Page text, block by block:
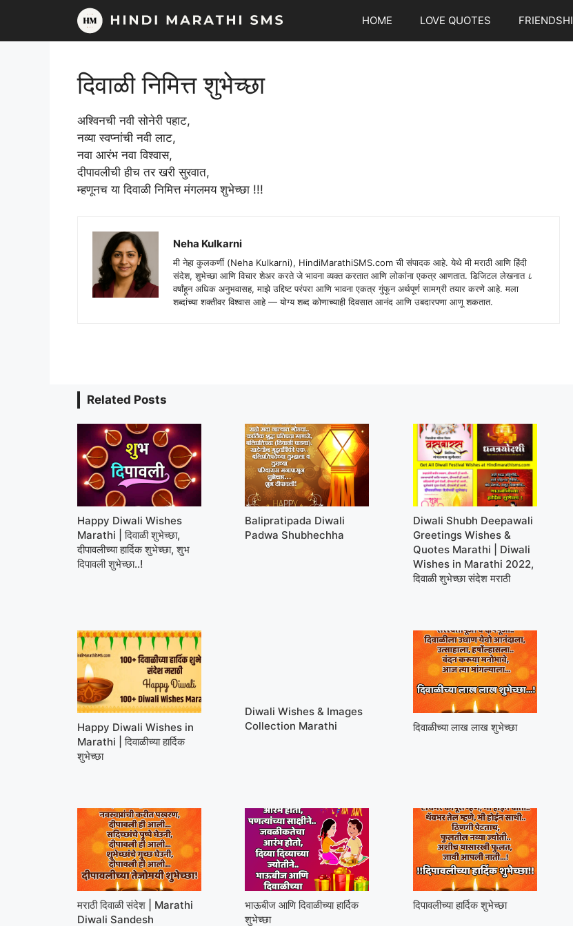
content
HOME LOVE QUOTES
दिवाळी निमित्त शुभेच्छा
अश्विनची नवी सोनेरी पहाट,
नव्या स्वप्नांची नवी लाट,
नवा आरंभ नवा विश्वास,
दीपावलीची हीच तर खरी सुरवात,
म्हणूनच या दिवाळी निमित्त मंगलमय शुभेच्छा !!!
Neha Kulkarni
मी नेहा कुलकर्णी (Neha Kulkarni), HindiMarathiSMS.com ची संपादक आहे. येथे मी मराठी आणि हिंदी
संदेश, शुभेच्छा आणि विचार शेअर करते जे भावना व्यक्त करतात आणि लोकांना एकत्र आणतात. डिजिटल लेखनात ८
वर्षांहून अधिक अनुभवासह, माझे उद्दिष्ट परंपरा आणि भावना एकत्र गुंफून अर्थपूर्ण सामग्री तयार करणे आहे. मला
शब्दांच्या शक्तीवर विश्वास आहे — योग्य शब्द कोणाच्याही दिवसात आनंद आणि उबदारपणा आणू शकतात.
Related Posts
Happy Diwali Wishes
Marathi | दिवाळी शुभेच्छा,
दीपावलीच्या हार्दिक शुभेच्छा, शुभ
दिपावली शुभेच्छा..!
Balipratipada Diwali
Padwa Shubhechha
Diwali Shubh Deepawali
Greetings Wishes &
Quotes Marathi | Diwali
Wishes in Marathi 2022,
दिवाळी शुभेच्छा संदेश मराठी
Happy Diwali Wishes in
Marathi | दिवाळीच्या हार्दिक
शुभेच्छा
Diwali Wishes & Images
Collection Marathi
दिवाळीच्या लाख लाख शुभेच्छा
मराठी दिवाळी संदेश | Marathi
Diwali Sandesh
भाऊबीज आणि दिवाळीच्या हार्दिक
शुभेच्छा
दिपावलीच्या हार्दिक शुभेच्छा